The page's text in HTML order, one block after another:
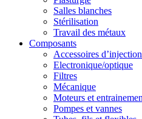
Salles blanches
Stérilisation
Travail des métaux
Composants
Accessoires
Electronique/optique
Filtres
Mécanique
Moteurs et
Pompes et vannes